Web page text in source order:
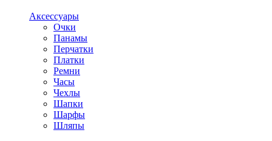
Аксессуары
Очки
Панамы
Перчатки
Платки
Ремни
Часы
Чехлы
Шапки
Шарфы
Шляпы